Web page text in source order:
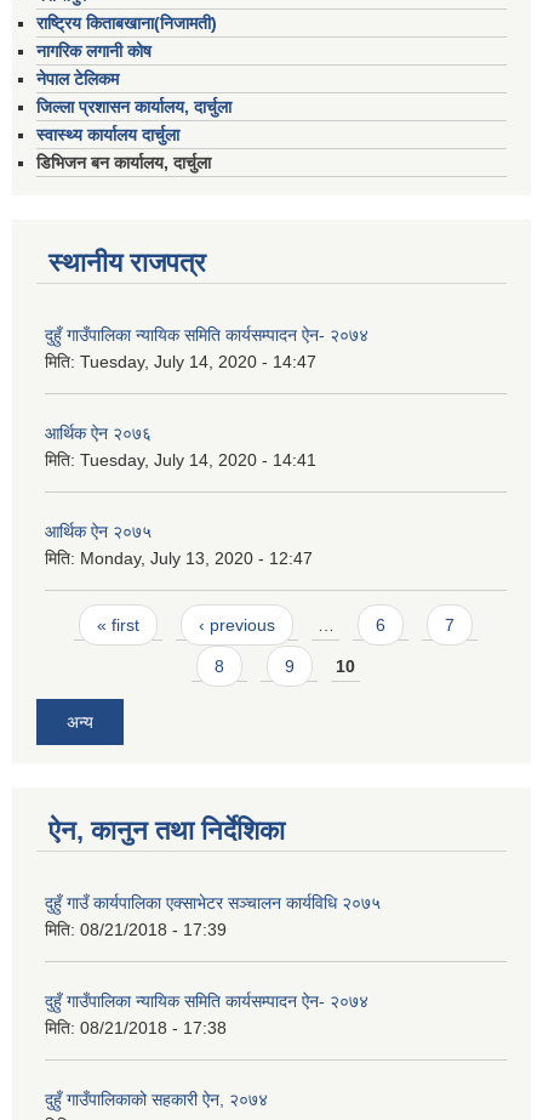
राष्ट्रिय किताबखाना(निजामती)
नागरिक लगानी कोष
नेपाल टेलिकम
जिल्ला प्रशासन कार्यालय, दार्चुला
स्वास्थ्य कार्यालय दार्चुला
डिभिजन बन कार्यालय, दार्चुला
स्थानीय राजपत्र
दुहुँ गाउँपालिका न्यायिक समिति कार्यसम्पादन ऐन- २०७४
मिति: Tuesday, July 14, 2020 - 14:47
आर्थिक ऐन २०७६
मिति: Tuesday, July 14, 2020 - 14:41
आर्थिक ऐन २०७५
मिति: Monday, July 13, 2020 - 12:47
Pages
« first ‹ previous 6 7
8 9 10
अन्य
ऐन, कानुन तथा निर्देशिका
दुहुँ गाउँ कार्यपालिका एक्साभेटर सञ्चालन कार्यविधि २०७५
मिति: 08/21/2018 - 17:39
दुहुँ गाउँपालिका न्यायिक समिति कार्यसम्पादन ऐन- २०७४
मिति: 08/21/2018 - 17:38
दुहुँ गाउँपालिकाको सहकारी ऐन, २०७४